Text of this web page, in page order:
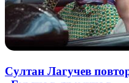
Султан Лагучев